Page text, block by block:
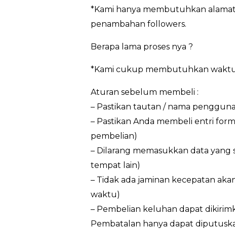
*Kami hanya membutuhkan
penambahan followers.
Berapa lama proses nya ?
*Kami cukup membutuhkan waktu
Aturan sebelum membeli :
– Pastikan tautan / nama
– Pastikan Anda membeli entri
pembelian)
– Dilarang memasukkan data
tempat lain)
– Tidak ada jaminan kecepatan
waktu)
– Pembelian keluhan dapat
Pembatalan hanya dapat